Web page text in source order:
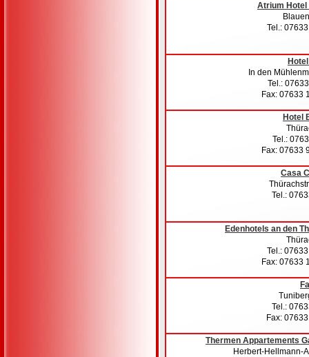
Atrium Hotel
Tel.:
In den
Tel.:
Fax: 07633
Hotel
Tel.:
Fax: 07633
Casa
Tel.:
Edenhotels an den
Tel.:
Fax: 07633
Tel.:
Fax:
Thermen Appartements
Herbert-Hellmann-